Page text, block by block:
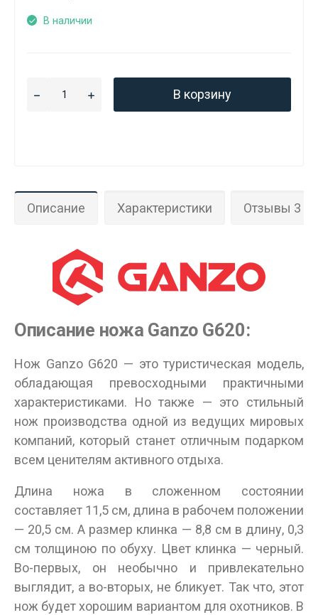
В наличии
В корзину
Описание Характеристики Отзывы 3
Описание ножа Ganzo G620:
Нож Ganzo G620 — это туристическая модель,
обладающая превосходными практичными
характеристиками. Но также — это стильный
нож производства одной из ведущих мировых
компаний, который станет отличным подарком
всем ценителям активного отдыха.
Длина ножа в сложенном состоянии
составляет 11,5 см, длина в рабочем положении
— 20,5 см. А размер клинка — 8,8 см в длину, 0,3
см толщиною по обуху. Цвет клинка — черный.
Во-первых, он необычно и привлекательно
выглядит, а во-вторых, не бликует. Так что, этот
нож будет хорошим вариантом для охотников. В